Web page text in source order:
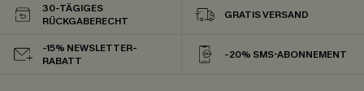
30-TÄGIGES
RÜCKGABERECHT
GRATIS VERSAND
-15% NEWSLETTER-
RABATT
-20% SMS-ABONNEMENT